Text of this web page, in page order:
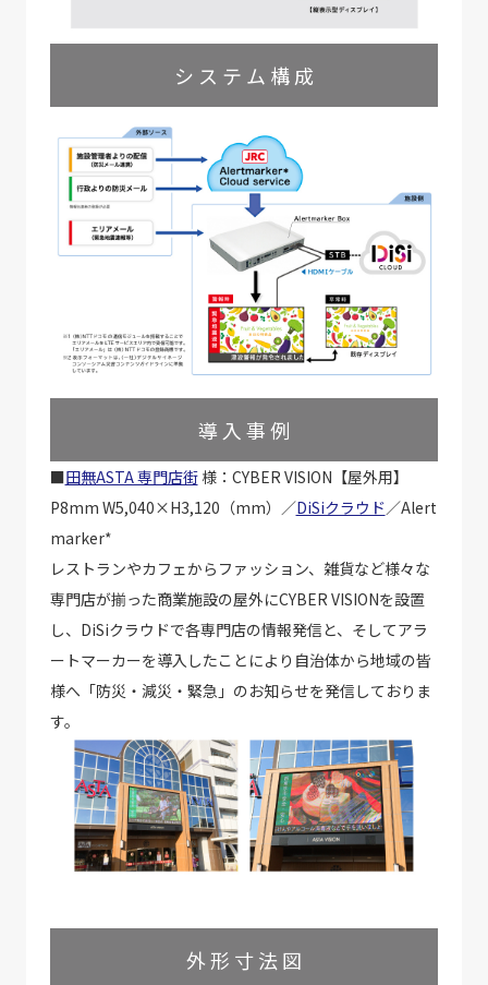
シ ス テ ム 構 成
導 入 事 例
■田無ASTA 専門店街様：CYBER VISION【屋外用】
P8mm W5,040×H3,120（mm）／DiSiクラウド／Alert
marker*
レストランやカフェからファッション、雑貨など様々な
専門店が揃った商業施設の屋外にCYBER VISIONを設置
し、DiSiクラウドで各専門店の情報発信と、そしてアラ
ートマーカーを導入したことにより自治体から地域の皆
様へ「防災・減災・緊急」のお知らせを発信しておりま
す。
外 形 寸 法 図